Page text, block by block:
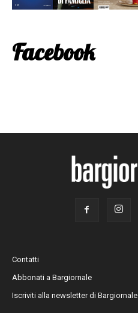
Facebook
Contatti
Abbonati a Bargiornale
Iscriviti alla newsletter di Bargiornale